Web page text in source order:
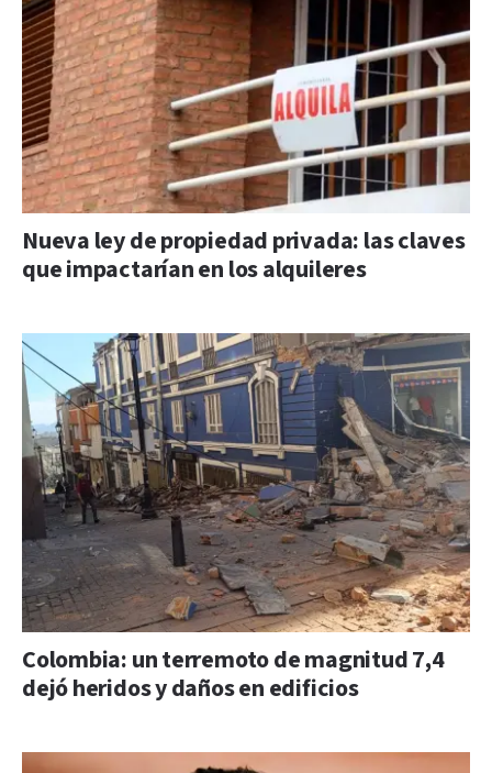
Nueva ley de propiedad privada: las claves
que impactarían en los alquileres
Colombia: un terremoto de magnitud 7,4
dejó heridos y daños en edificios